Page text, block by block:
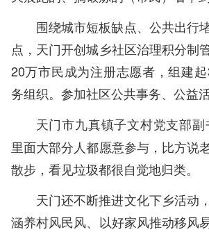
围绕城市短板缺点、公共出行
点，天门开创城乡社区治理积分制
20万市民成为注册志愿者，组建
务组织。参加社区公共事务、公益
天门市九真镇子文村党支部
里面大部分人都愿意参与，比方说
散步，看见垃圾都很自觉地归类。
天门还不断推进文化下乡活动
涵养村风民风、以好家风推动移风